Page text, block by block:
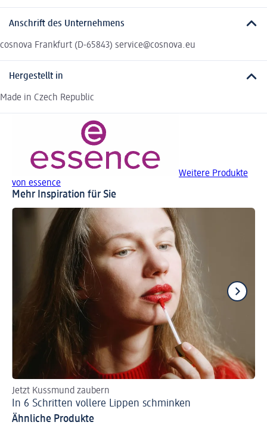
Anschrift des Unternehmens
cosnova Frankfurt (D-65843) service@cosnova.eu
Hergestellt in
Made in Czech Republic
Weitere Produkte
von essence
Mehr Inspiration für Sie
Jetzt Kussmund zaubern
In 6 Schritten vollere Lippen schminken
Ähnliche Produkte